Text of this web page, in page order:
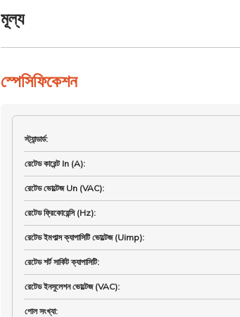
মূল্য
স্পেসিফিকেশন
স্ট্যান্ডার্ড:
রেটেড কারেন্ট In (A):
রেটেড ভোল্টেজ Un (VAC):
রেটেড ফ্রিকোয়েন্সি (Hz):
রেটেড ইমপাল্স ক্যাপাসিটি ভোল্টেজ (Uimp):
রেটেড শর্ট সার্কিট ক্যাপাসিটি:
রেটেড ইনসুলেশন ভোল্টেজ (VAC):
পোল সংখ্যা: